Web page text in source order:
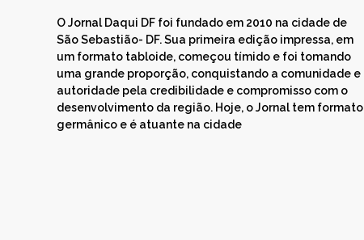
O Jornal Daqui DF foi fundado em 2010 na cidade de
São Sebastião- DF. Sua primeira edição impressa, em
um formato tabloide, começou tímido e foi tomando
uma grande proporção, conquistando a comunidade e
autoridade pela credibilidade e compromisso com o
desenvolvimento da região. Hoje, o Jornal tem formato
germânico e é atuante na cidade